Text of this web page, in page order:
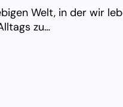
Welt, in der wir
zu…